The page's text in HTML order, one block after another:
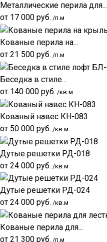
Металлические перила для...
от 17 000 руб. /п.м
Кованые перила на...
от 21 500 руб. /п.м
Беседка в стиле...
от 140 000 руб. /кв.м
Кованый навес КН-083
от 50 000 руб. /кв.м
Дутые решетки РД-018
от 24 000 руб. /кв.м
Дутые решетки РД-024
от 24 000 руб. /кв.м
Кованые перила для...
от 21 300 руб. /п.м